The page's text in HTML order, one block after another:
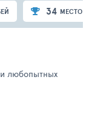
34 МЕСТО
любопытных